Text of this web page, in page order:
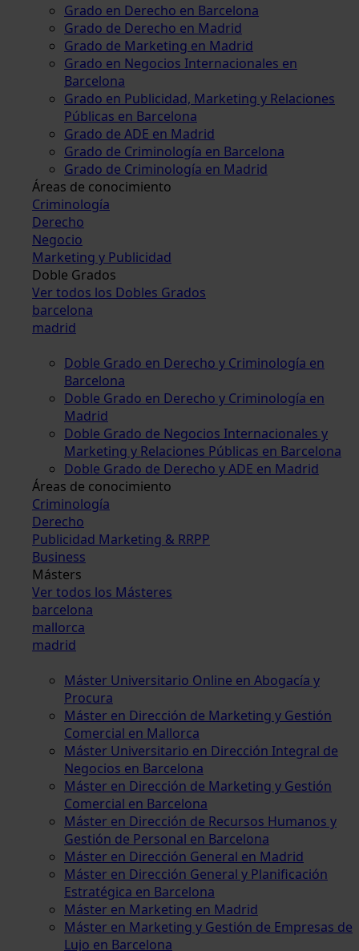
Grado en Derecho en Barcelona
Grado de Derecho en Madrid
Grado de Marketing en Madrid
Grado en Negocios Internacionales en
Barcelona
Grado en Publicidad, Marketing y Relaciones
Públicas en Barcelona
Grado de ADE en Madrid
Grado de Criminología en Barcelona
Grado de Criminología en Madrid
Áreas de conocimiento
Criminología
Derecho
Negocio
Marketing y Publicidad
Doble Grados
Ver todos los Dobles Grados
barcelona
madrid
Doble Grado en Derecho y Criminología en
Barcelona
Doble Grado en Derecho y Criminología en
Madrid
Doble Grado de Negocios Internacionales y
Marketing y Relaciones Públicas en Barcelona
Doble Grado de Derecho y ADE en Madrid
Áreas de conocimiento
Criminología
Derecho
Publicidad Marketing & RRPP
Business
Másters
Ver todos los Másteres
barcelona
mallorca
madrid
Máster Universitario Online en Abogacía y
Procura
Máster en Dirección de Marketing y Gestión
Comercial en Mallorca
Máster Universitario en Dirección Integral de
Negocios en Barcelona
Máster en Dirección de Marketing y Gestión
Comercial en Barcelona
Máster en Dirección de Recursos Humanos y
Gestión de Personal en Barcelona
Máster en Dirección General en Madrid
Máster en Dirección General y Planificación
Estratégica en Barcelona
Máster en Marketing en Madrid
Máster en Marketing y Gestión de Empresas de
Lujo en Barcelona